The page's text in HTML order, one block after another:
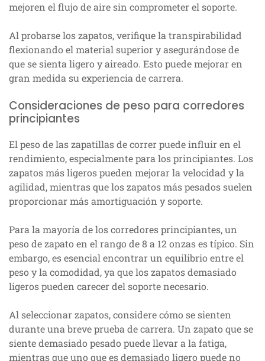
mejoren el flujo de aire sin comprometer el soporte.
Al probarse los zapatos, verifique la transpirabilidad
flexionando el material superior y asegurándose de
que se sienta ligero y aireado. Esto puede mejorar en
gran medida su experiencia de carrera.
Consideraciones de peso para corredores
principiantes
El peso de las zapatillas de correr puede influir en el
rendimiento, especialmente para los principiantes. Los
zapatos más ligeros pueden mejorar la velocidad y la
agilidad, mientras que los zapatos más pesados suelen
proporcionar más amortiguación y soporte.
Para la mayoría de los corredores principiantes, un
peso de zapato en el rango de 8 a 12 onzas es típico. Sin
embargo, es esencial encontrar un equilibrio entre el
peso y la comodidad, ya que los zapatos demasiado
ligeros pueden carecer del soporte necesario.
Al seleccionar zapatos, considere cómo se sienten
durante una breve prueba de carrera. Un zapato que se
siente demasiado pesado puede llevar a la fatiga,
mientras que uno que es demasiado ligero puede no